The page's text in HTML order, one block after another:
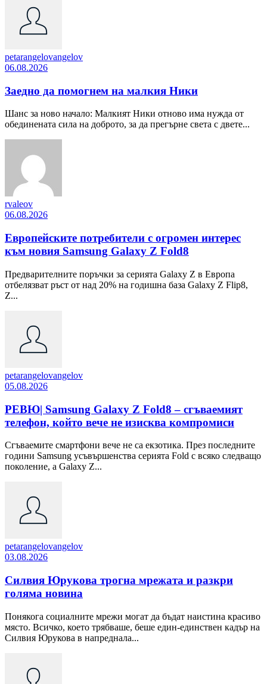
petarangelovangelov
06.08.2026
Заедно да помогнем на малкия Ники
Шанс за ново начало: Малкият Ники отново има нужда от
обединената сила на доброто, за да прегърне света с двете...
rvaleov
06.08.2026
Европейските потребители с огромен интерес
към новия Samsung Galaxy Z Fold8
Предварителните поръчки за серията Galaxy Z в Европа
отбелязват ръст от над 20% на годишна база Galaxy Z Flip8,
Z...
petarangelovangelov
05.08.2026
РЕВЮ| Samsung Galaxy Z Fold8 – сгъваемият
телефон, който вече не изисква компромиси
Сгъваемите смартфони вече не са екзотика. През последните
години Samsung усъвършенства серията Fold с всяко следващо
поколение, а Galaxy Z...
petarangelovangelov
03.08.2026
Силвия Юрукова трогна мрежата и разкри
голяма новина
Понякога социалните мрежи могат да бъдат наистина красиво
място. Всичко, което трябваше, беше един-единствен кадър на
Силвия Юрукова в напреднала...